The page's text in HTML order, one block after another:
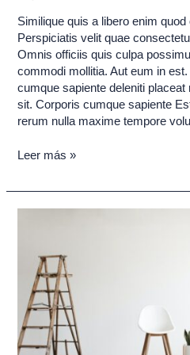
Similique quis a libero enim
Perspiciatis velit quae
Omnis officiis quis culpa
commodi mollitia. Aut eum in
cumque sapiente deleniti
sit. Corporis cumque sapiente
rerum nulla maxime tempore
Leer más »
consectetur
conseq